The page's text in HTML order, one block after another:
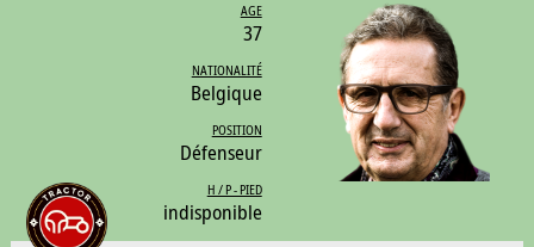
AGE
37
NATIONALITÉ
Belgique
POSITION
Défenseur
H / P - PIED
indisponible